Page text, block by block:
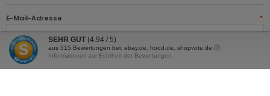
E-Mail-Adresse *
JETZT ANMELDEN
SEHR GUT (4.94 / 5)
aus 515 Bewertungen bei: ebay.de, hood.de, shopvote.de ⓘ
Informationen zur Echtheit der Bewertungen